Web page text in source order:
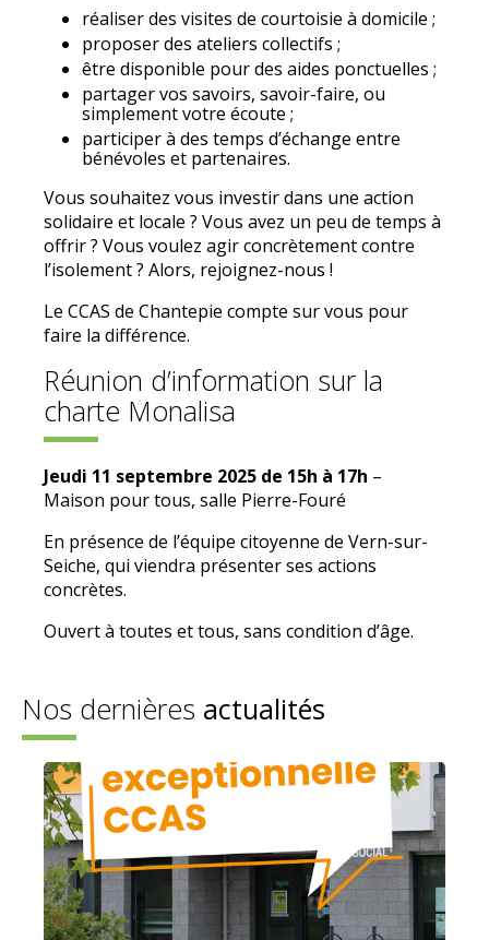
réaliser des visites de courtoisie à domicile ;
proposer des ateliers collectifs ;
être disponible pour des aides ponctuelles ;
partager vos savoirs, savoir-faire, ou
simplement votre écoute ;
participerà des temps d’échange entre
bénévoles et partenaires.
Vous souhaitez vous investir dans une action
solidaire et locale ? Vous avez un peu de temps à
offrir ? Vous voulez agir concrètement contre
l’isolement ? Alors, rejoignez-nous !
Le CCAS de Chantepie compte sur vous pour
faire la différence.
Réunion d’information sur la
charte Monalisa
Jeudi 11 septembre 2025 de 15h à 17h –
Maison pour tous, salle Pierre-Fouré
En présence de l’équipe citoyenne de Vern-sur-
Seiche, qui viendra présenter ses actions
concrètes.
Ouvert à toutes et tous, sans condition d’âge.
Nos dernières actualités